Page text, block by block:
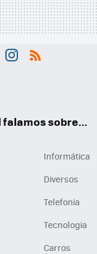
falamos sobre...
Informática
Diversos
Telefonia
Tecnologia
Carros